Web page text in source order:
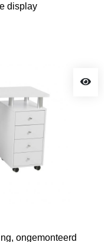
display
ongemonteerd